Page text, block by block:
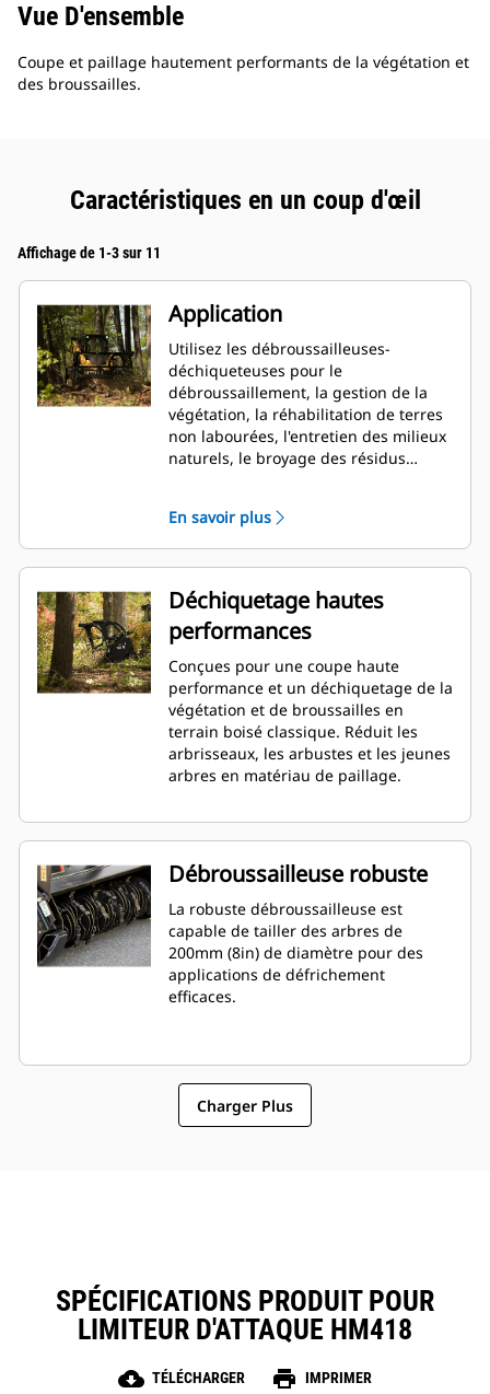
Vue D'ensemble
Coupe et paillage hautement performants de la végétation et
des broussailles.
Caractéristiques en un coup d'œil
Affichage de 1-3 sur 11
Application
Utilisez les débroussailleuses-
déchiqueteuses pour le
débroussaillement, la gestion de la
végétation, la réhabilitation de terres
non labourées, l'entretien des milieux
naturels, le broyage des résidus
En savoir plus
Déchiquetage hautes
performances
Conçues pour une coupe haute
performance et un déchiquetage de la
végétation et de broussailles en
terrain boisé classique. Réduit les
arbrisseaux, les arbustes et les jeunes
arbres en matériau de paillage.
Débroussailleuse robuste
La robuste débroussailleuse est
capable de tailler des arbres de
200mm (8in) de diamètre pour des
applications de défrichement
efficaces.
Charger Plus
SPÉCIFICATIONS PRODUIT POUR
LIMITEUR D'ATTAQUE HM418
cloud_download TÉLÉCHARGER print IMPRIMER